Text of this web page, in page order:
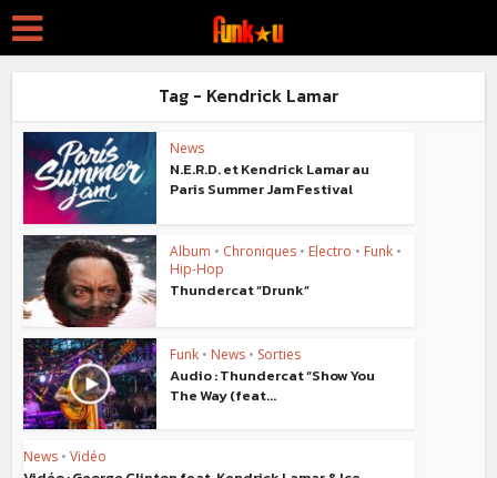
Tag - Kendrick Lamar
News
N.E.R.D. et Kendrick Lamar au
Paris Summer Jam Festival
Album • Chroniques • Electro • Funk •
Hip-Hop
Thundercat “Drunk”
Funk • News • Sorties
Audio : Thundercat “Show You
The Way (feat...
News • Vidéo